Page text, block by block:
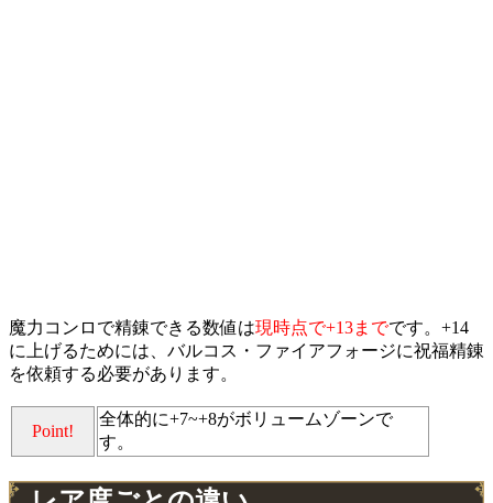
魔力コンロで精錬できる数値は現時点で+13までです。+14
に上げるためには、バルコス・ファイアフォージに祝福精錬
を依頼する必要があります。
Point!
全体的に+7~+8がボリュームゾーンで
す。